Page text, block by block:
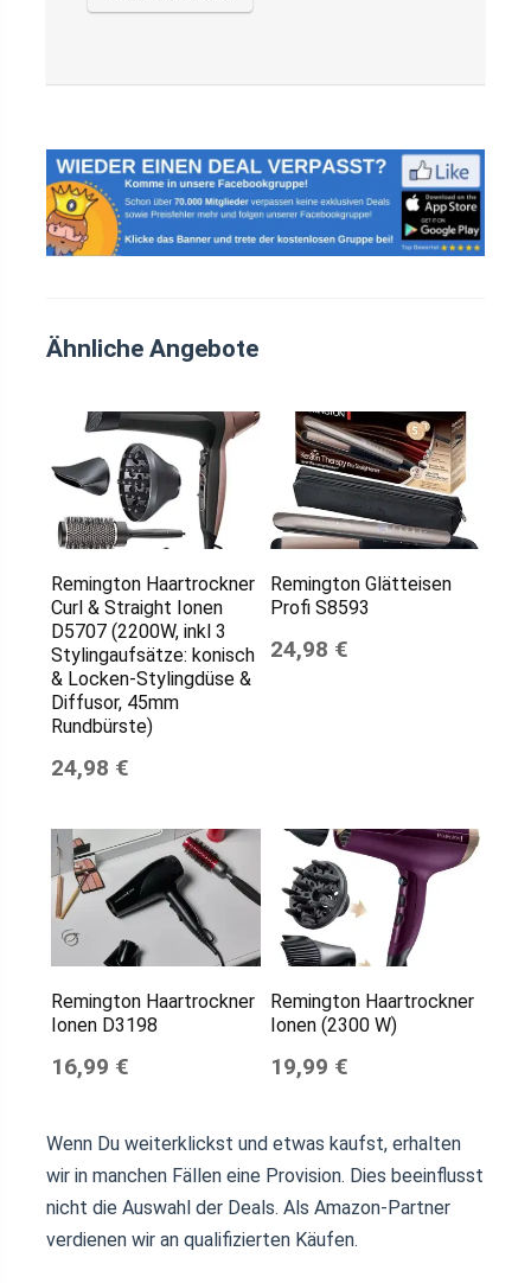
Ähnliche Angebote
Remington Haartrockner
Curl & Straight Ionen
D5707 (2200W, inkl 3
Stylingaufsätze: konisch
& Locken-Stylingdüse &
Diffusor, 45mm
Rundbürste)
24,98 €
Remington Glätteisen
Profi S8593
24,98 €
Remington Haartrockner
Ionen D3198
16,99 €
Remington Haartrockner
Ionen (2300 W)
19,99 €
Wenn Du weiterklickst und etwas kaufst, erhalten
wir in manchen Fällen eine Provision. Dies beeinflusst
nicht die Auswahl der Deals. Als Amazon-Partner
verdienen wir an qualifizierten Käufen.